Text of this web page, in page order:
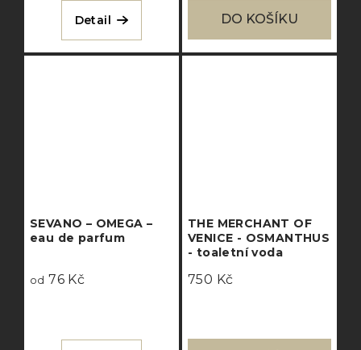
Detail DO KOŠÍKU
SEVANO – OMEGA –
eau de parfum
od 76 Kč
THE MERCHANT OF
VENICE - OSMANTHUS
- toaletní voda
750 Kč